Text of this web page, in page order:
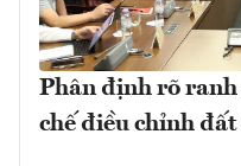
Phân định rõ
chế điều chỉnh